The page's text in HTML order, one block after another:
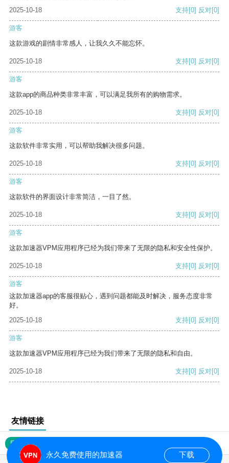
2025-10-18
支持[0] 反对[0]
游客
这款游戏的剧情非常感人，让我久久不能忘怀。
2025-10-18 支持[0] 反对[0]
游客
这款app的商品种类非常丰富，可以满足我所有的购物需求。
2025-10-18 支持[0] 反对[0]
游客
这款软件非常实用，可以帮助我解决很多问题。
2025-10-18 支持[0] 反对[0]
游客
这款软件的界面设计非常简洁，一目了然。
2025-10-18 支持[0] 反对[0]
游客
这款加速器VPM应用程序已经为我们带来了无限的隐私和安全性保护。
2025-10-18 支持[0] 反对[0]
游客
这款加速器app的客服很贴心，遇到问题都能及时解决，服务态度非常
好。
2025-10-18
支持[0] 反对[0]
游客
这款加速器VPM应用程序已经为我们带来了无限的隐私和自由。
2025-10-18 支持[0] 反对[0]
友情链接
网站地图
永久免费使用的加速器 下载